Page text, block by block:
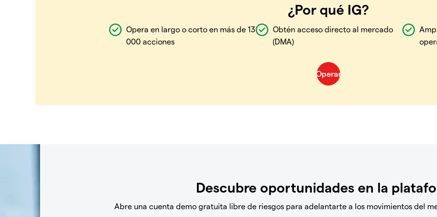
¿Por qué IG?
Opera en largo o corto en más de 13
000 acciones
Obtén acceso directo al mercado
(DMA)
Descubre oportunidades en la
Abre una cuenta demo gratuita libre de riesgos para adelantarte a los movimientos del